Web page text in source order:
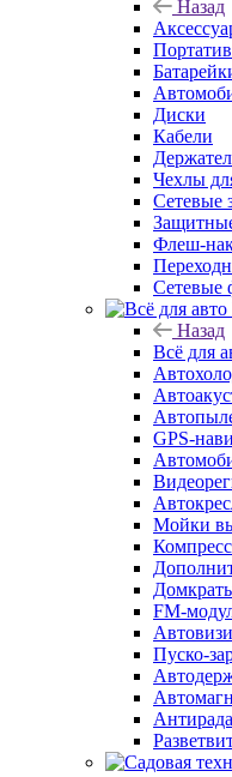
Назад
Диски
Кабели
Чехлы
Сетевые
Флеш-
Сетевые
Назад
Всё для
GPS-
Мойки
FM-
Пуско-